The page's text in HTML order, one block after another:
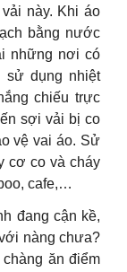
này. Khi áo
bằng nước
những nơi có
sử dụng nhiệt
chiếu trực
sợi vải bị co
vệ vai áo. Sử
cơ co và cháy
cafe,…
đang cận kề,
nàng chưa?
ăn điểm